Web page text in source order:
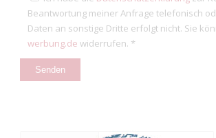
Beantwortung meiner Anfrage telefonisch
Daten an sonstige Dritte erfolgt nicht. Sie
werbung.de widerrufen. *